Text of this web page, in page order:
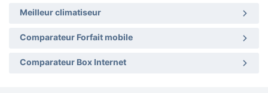
Meilleur climatiseur
Comparateur Forfait mobile
Comparateur Box Internet